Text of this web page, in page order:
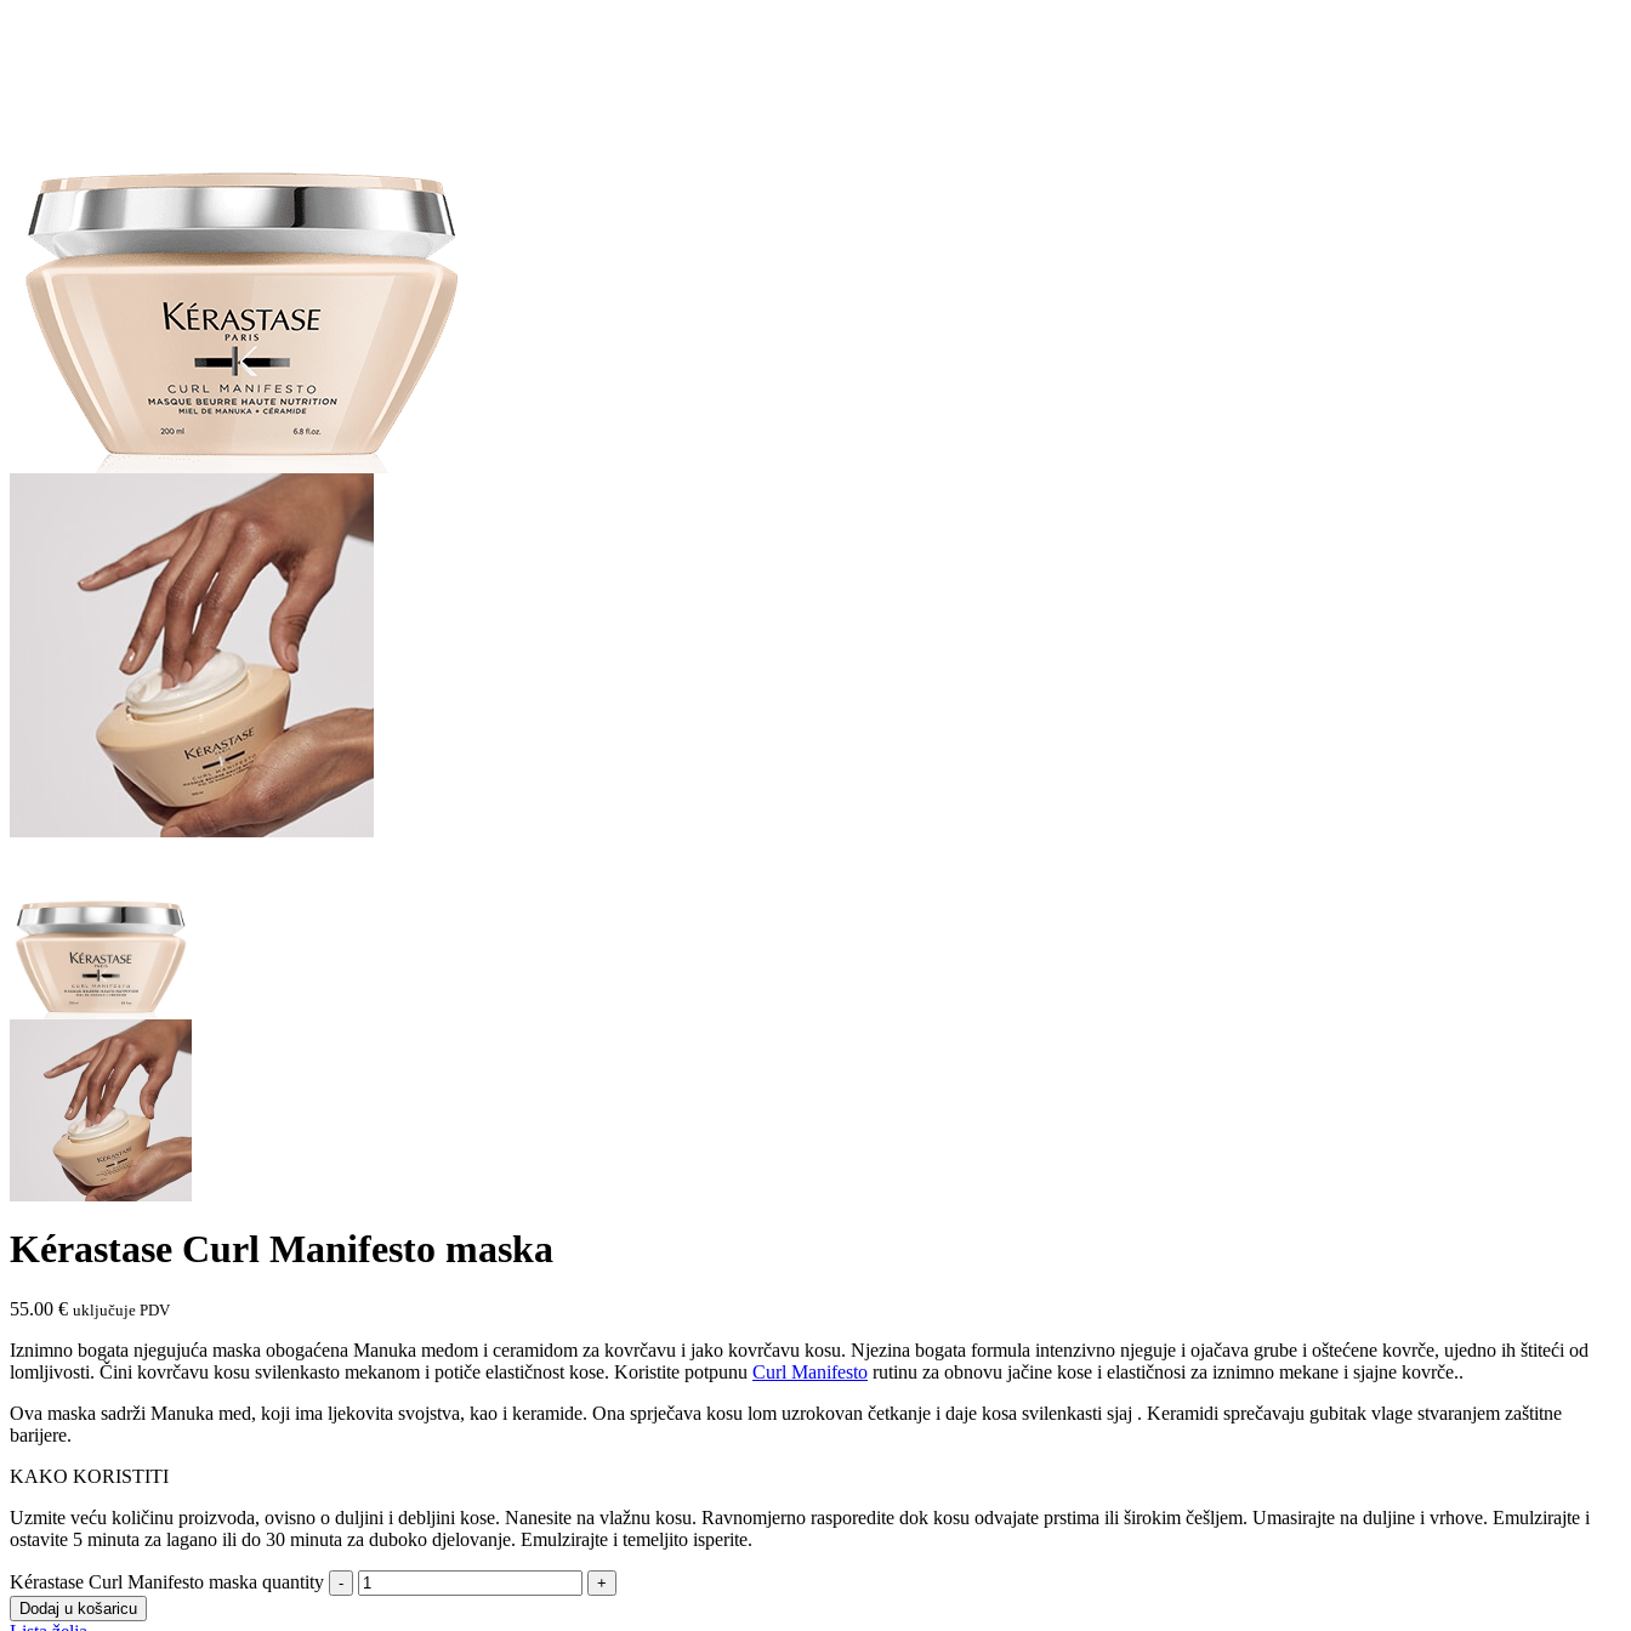
Kérastase Curl Manifesto maska
55.00 € uključuje PDV
Iznimno bogata njegujuća maska obogaćena Manuka medom i ceramidom za kovrčavu i jako kovrčavu kosu. Njezina bogata formula intenzivno njeguje i ojačava grube i oštećene kovrče, ujedno ih štiteći od
lomljivosti. Čini kovrčavu kosu svilenkasto mekanom i potiče elastičnost kose. Koristite potpunu Curl Manifesto rutinu za obnovu jačine kose i elastičnosi za iznimno mekane i sjajne kovrče..
Ova maska ​​sadrži Manuka med, koji ima ljekovita svojstva, kao i keramide. Ona sprječava kosu lom uzrokovan četkanje i daje kosa svilenkasti sjaj . Keramidi sprečavaju gubitak vlage stvaranjem zaštitne
barijere.
KAKO KORISTITI
Uzmite veću količinu proizvoda, ovisno o duljini i debljini kose. Nanesite na vlažnu kosu. Ravnomjerno rasporedite dok kosu odvajate prstima ili širokim češljem. Umasirajte na duljine i vrhove. Emulzirajte i
ostavite 5 minuta za lagano ili do 30 minuta za duboko djelovanje. Emulzirajte i temeljito isperite.
Kérastase Curl Manifesto maska quantity
Dodaj u košaricu